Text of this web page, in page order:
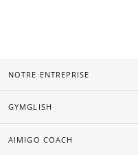
NOTRE ENTREPRISE
GYMGLISH
AIMIGO COACH